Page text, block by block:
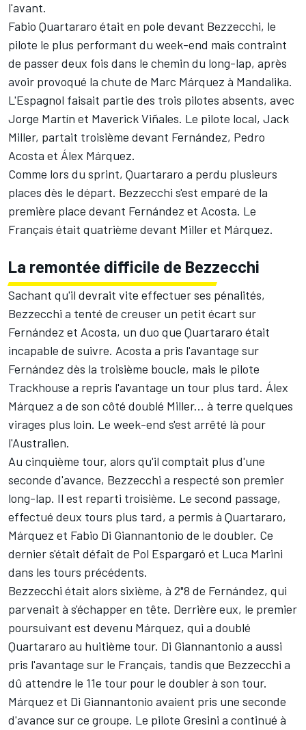
l'avant.
Fabio Quartararo était en pole devant Bezzecchi, le
pilote le plus performant du week-end mais contraint
de passer deux fois dans le chemin du long-lap, après
avoir provoqué la chute de Marc Márquez à Mandalika.
L'Espagnol faisait partie des trois pilotes absents, avec
Jorge Martín et Maverick Viñales. Le pilote local, Jack
Miller, partait troisième devant Fernández, Pedro
Acosta et Álex Márquez.
Comme lors du sprint, Quartararo a perdu plusieurs
places dès le départ. Bezzecchi s'est emparé de la
première place devant Fernández et Acosta. Le
Français était quatrième devant Miller et Márquez.
La remontée difficile de Bezzecchi
Sachant qu'il devrait vite effectuer ses pénalités,
Bezzecchi a tenté de creuser un petit écart sur
Fernández et Acosta, un duo que Quartararo était
incapable de suivre. Acosta a pris l'avantage sur
Fernández dès la troisième boucle, mais le pilote
Trackhouse a repris l'avantage un tour plus tard. Álex
Márquez a de son côté doublé Miller... à terre quelques
virages plus loin. Le week-end s'est arrêté là pour
l'Australien.
Au cinquième tour, alors qu'il comptait plus d'une
seconde d'avance, Bezzecchi a respecté son premier
long-lap. Il est reparti troisième. Le second passage,
effectué deux tours plus tard, a permis à Quartararo,
Márquez et Fabio Di Giannantonio de le doubler. Ce
dernier s'était défait de Pol Espargaró et Luca Marini
dans les tours précédents.
Bezzecchi était alors sixième, à 2"8 de Fernández, qui
parvenait à s'échapper en tête. Derrière eux, le premier
poursuivant est devenu Márquez, qui a doublé
Quartararo au huitième tour. Di Giannantonio a aussi
pris l'avantage sur le Français, tandis que Bezzecchi a
dû attendre le 11e tour pour le doubler à son tour.
Márquez et Di Giannantonio avaient pris une seconde
d'avance sur ce groupe. Le pilote Gresini a continué à